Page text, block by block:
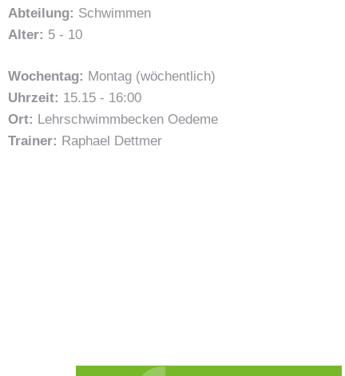
Abteilung: Schwimmen
Alter: 5 - 10
Wochentag: Montag (wöchentlich)
Uhrzeit: 15.15 - 16:00
Ort: Lehrschwimmbecken Oedeme
Trainer: Raphael Dettmer